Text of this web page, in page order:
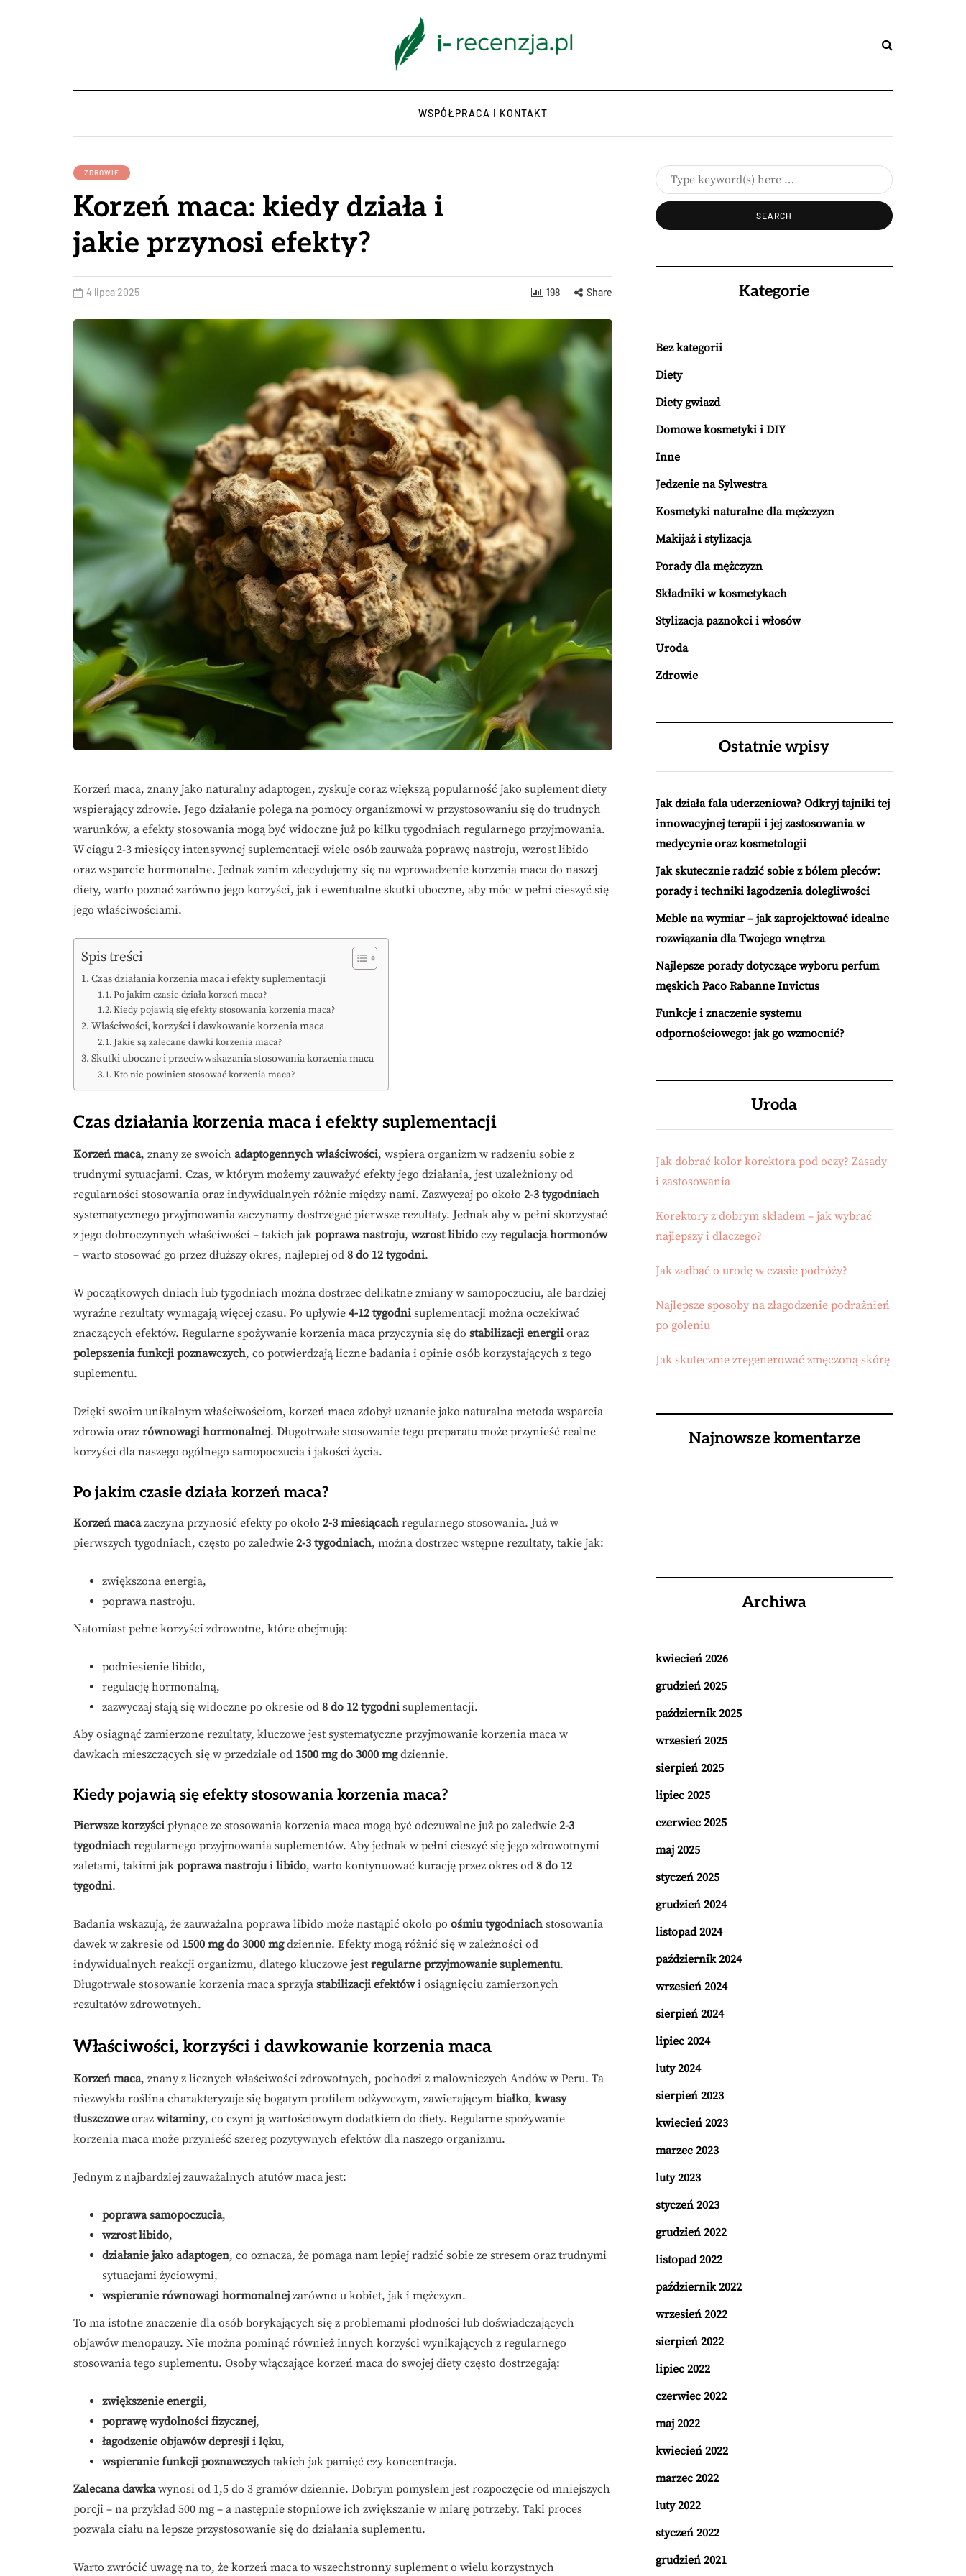
WSPÓŁPRACA I KONTAKT
ZDROWIE
Korzeń maca: kiedy działa i
jakie przynosi efekty?
4 lipca 2025 198 Share
Korzeń maca, znany jako naturalny adaptogen, zyskuje coraz większą popularność jako suplement diety
wspierający zdrowie. Jego działanie polega na pomocy organizmowi w przystosowaniu się do trudnych
warunków, a efekty stosowania mogą być widoczne już po kilku tygodniach regularnego przyjmowania.
W ciągu 2-3 miesięcy intensywnej suplementacji wiele osób zauważa poprawę nastroju, wzrost libido
oraz wsparcie hormonalne. Jednak zanim zdecydujemy się na wprowadzenie korzenia maca do naszej
diety, warto poznać zarówno jego korzyści, jak i ewentualne skutki uboczne, aby móc w pełni cieszyć się
jego właściwościami.
Spis treści
Czas działania korzenia maca i efekty suplementacji
Po jakim czasie działa korzeń maca?
Kiedy pojawią się efekty stosowania korzenia maca?
Właściwości, korzyści i dawkowanie korzenia maca
Jakie są zalecane dawki korzenia maca?
Skutki uboczne i przeciwwskazania stosowania korzenia maca
Kto nie powinien stosować korzenia maca?
Czas działania korzenia maca i efekty suplementacji
Korzeń maca, znany ze swoich adaptogennych właściwości, wspiera organizm w radzeniu sobie z
trudnymi sytuacjami. Czas, w którym możemy zauważyć efekty jego działania, jest uzależniony od
regularności stosowania oraz indywidualnych różnic między nami. Zazwyczaj po około 2-3 tygodniach
systematycznego przyjmowania zaczynamy dostrzegać pierwsze rezultaty. Jednak aby w pełni skorzystać
z jego dobroczynnych właściwości – takich jak poprawa nastroju, wzrost libido czy regulacja hormonów
– warto stosować go przez dłuższy okres, najlepiej od 8 do 12 tygodni.
W początkowych dniach lub tygodniach można dostrzec delikatne zmiany w samopoczuciu, ale bardziej
wyraźne rezultaty wymagają więcej czasu. Po upływie 4-12 tygodni suplementacji można oczekiwać
znaczących efektów. Regularne spożywanie korzenia maca przyczynia się do stabilizacji energii oraz
polepszenia funkcji poznawczych, co potwierdzają liczne badania i opinie osób korzystających z tego
suplementu.
Dzięki swoim unikalnym właściwościom, korzeń maca zdobył uznanie jako naturalna metoda wsparcia
zdrowia oraz równowagi hormonalnej. Długotrwałe stosowanie tego preparatu może przynieść realne
korzyści dla naszego ogólnego samopoczucia i jakości życia.
Po jakim czasie działa korzeń maca?
Korzeń macazaczyna przynosić efekty po około 2-3 miesiącach regularnego stosowania. Już w
pierwszych tygodniach, często po zaledwie 2-3 tygodniach, można dostrzec wstępne rezultaty, takie jak:
zwiększona energia,
poprawa nastroju.
Natomiast pełne korzyści zdrowotne, które obejmują:
podniesienie libido,
regulację hormonalną,
zazwyczaj stają się widoczne po okresie od 8 do 12 tygodni suplementacji.
Aby osiągnąć zamierzone rezultaty, kluczowe jest systematyczne przyjmowanie korzenia maca w
dawkach mieszczących się w przedziale od 1500 mg do 3000 mgdziennie.
Kiedy pojawią się efekty stosowania korzenia maca?
Pierwsze korzyści płynące ze stosowania korzenia maca mogą być odczuwalne już po zaledwie 2-3
tygodniach regularnego przyjmowania suplementów. Aby jednak w pełni cieszyć się jego zdrowotnymi
zaletami, takimi jak poprawa nastrojui libido, warto kontynuować kurację przez okres od 8 do 12
tygodni.
Badania wskazują, że zauważalna poprawa libido może nastąpić około po ośmiu tygodniach stosowania
dawek w zakresie od 1500 mg do 3000 mgdziennie. Efekty mogą różnić się w zależności od
indywidualnych reakcji organizmu, dlatego kluczowe jest regularne przyjmowanie suplementu.
Długotrwałe stosowanie korzenia maca sprzyja stabilizacji efektówi osiągnięciu zamierzonych
rezultatów zdrowotnych.
Właściwości, korzyści i dawkowanie korzenia maca
Korzeń maca, znany z licznych właściwości zdrowotnych, pochodzi z malowniczych Andów w Peru. Ta
niezwykła roślina charakteryzuje się bogatym profilem odżywczym, zawierającym białko, kwasy
tłuszczowe oraz witaminy, co czyni ją wartościowym dodatkiem do diety. Regularne spożywanie
korzenia maca może przynieść szereg pozytywnych efektów dla naszego organizmu.
Jednym z najbardziej zauważalnych atutów maca jest:
poprawa samopoczucia,
wzrost libido,
działanie jako adaptogen, co oznacza, że pomaga nam lepiej radzić sobie ze stresem oraz trudnymi
sytuacjami życiowymi,
wspieranie równowagi hormonalnej zarówno u kobiet, jak i mężczyzn.
To ma istotne znaczenie dla osób borykających się z problemami płodności lub doświadczających
objawów menopauzy. Nie można pominąć również innych korzyści wynikających z regularnego
stosowania tego suplementu. Osoby włączające korzeń maca do swojej diety często dostrzegają:
zwiększenie energii,
poprawę wydolności fizycznej,
łagodzenie objawów depresji i lęku,
wspieranie funkcji poznawczych takich jak pamięć czy koncentracja.
Zalecana dawkawynosi od 1,5 do 3 gramów dziennie. Dobrym pomysłem jest rozpoczęcie od mniejszych
porcji – na przykład 500 mg – a następnie stopniowe ich zwiększanie w miarę potrzeby. Taki proces
pozwala ciału na lepsze przystosowanie się do działania suplementu.
Warto zwrócić uwagę na to, że korzeń maca to wszechstronny suplement o wielu korzystnych
Kategorie
Bez kategorii
Diety
Diety gwiazd
Domowe kosmetyki i DIY
Inne
Jedzenie na Sylwestra
Kosmetyki naturalne dla mężczyzn
Makijaż i stylizacja
Porady dla mężczyzn
Składniki w kosmetykach
Stylizacja paznokci i włosów
Uroda
Zdrowie
Ostatnie wpisy
Jak działa fala uderzeniowa? Odkryj tajniki tej
innowacyjnej terapii i jej zastosowania w
medycynie oraz kosmetologii
Jak skutecznie radzić sobie z bólem pleców:
porady i techniki łagodzenia dolegliwości
Meble na wymiar – jak zaprojektować idealne
rozwiązania dla Twojego wnętrza
Najlepsze porady dotyczące wyboru perfum
męskich Paco Rabanne Invictus
Funkcje i znaczenie systemu
odpornościowego: jak go wzmocnić?
Uroda
Jak dobrać kolor korektora pod oczy? Zasady
i zastosowania
Korektory z dobrym składem – jak wybrać
najlepszy i dlaczego?
Jak zadbać o urodę w czasie podróży?
Najlepsze sposoby na złagodzenie podrażnień
po goleniu
Jak skutecznie zregenerować zmęczoną skórę
Najnowsze komentarze
Archiwa
kwiecień 2026
grudzień 2025
październik 2025
wrzesień 2025
sierpień 2025
lipiec 2025
czerwiec 2025
maj 2025
styczeń 2025
grudzień 2024
listopad 2024
październik 2024
wrzesień 2024
sierpień 2024
lipiec 2024
luty 2024
sierpień 2023
kwiecień 2023
marzec 2023
luty 2023
styczeń 2023
grudzień 2022
listopad 2022
październik 2022
wrzesień 2022
sierpień 2022
lipiec 2022
czerwiec 2022
maj 2022
kwiecień 2022
marzec 2022
luty 2022
styczeń 2022
grudzień 2021